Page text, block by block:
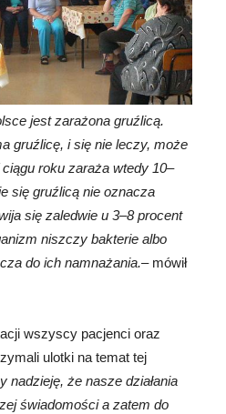
jest zarażona gruźlicą.
gruźlicę, i się nie leczy, może
roku zaraża wtedy 10–
się gruźlicą nie oznacza
się zaledwie u 3–8 procent
niszczy bakterie albo
do ich namnażania.– mówił
wszyscy pacjenci oraz
ulotki na temat tej
nadzieję, że nasze działania
świadomości a zatem do